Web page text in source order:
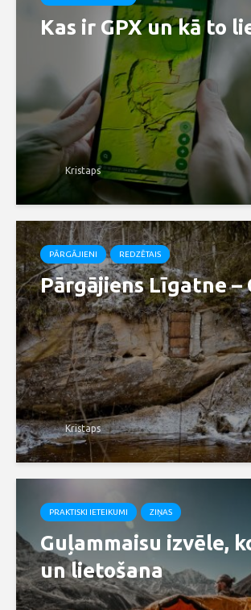
Kas ir GPX un kā to
Kristaps
PĀRGĀJIENI REDZĒTAIS
Pārgājiens Līgatne –
Kristaps
PRAKTISKI IETEIKUMI ZIŅAS
Guļammaisu izvēle,
un lietošana